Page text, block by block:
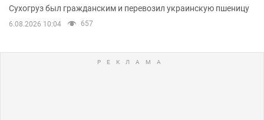
Сухогруз был гражданским и перевозил украинскую пшеницу
6.08.2026 10:04 657